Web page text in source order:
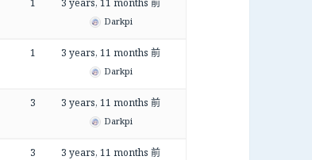
1 3 years, 11 months 前
Darkpi
1 3 years, 11 months 前
Darkpi
3 3 years, 11 months 前
Darkpi
3 3 years, 11 months 前